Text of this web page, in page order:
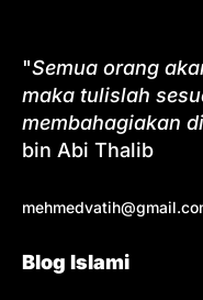
"Semua orang
maka tulislah
membahagiakan
bin Abi Thalib
Blog Islami